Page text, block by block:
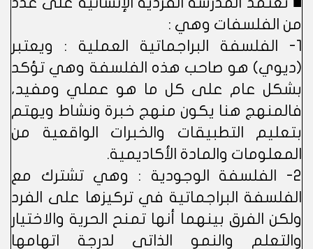
من الفلسفات وهي :
1- الفلسفة البراجماتية العملية : ويعتبر
(ديوي) هو صاحب هذه الفلسفة وهي تؤكد
بشكل عام على كل ما هو عملي ومفيد،
فالمنهج هنا يكون منهج خبرة ونشاط ويهتم
بتعليم التطبيقات والخبرات الواقعية من
المعلومات والمادة الأكاديمية.
2- الفلسفة الوجودية : وهي تشترك مع
الفلسفة البراجماتية في تركيزها على الفرد
ولكن الفرق بينهما أنها تمنح الحرية والاختيار
والتعلم والنمو الذاتي لدرجة اتهامها